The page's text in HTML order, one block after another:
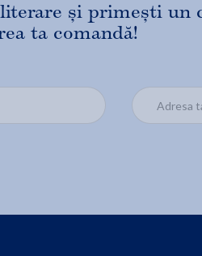
și primești un
ta comandă!